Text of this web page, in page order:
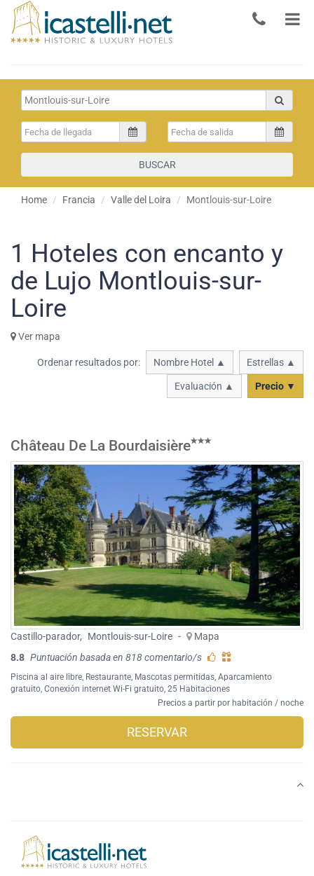
BUSCAR
Home Francia Valle del Loira Montlouis-sur-Loire
1 Hoteles con encanto y
de Lujo Montlouis-sur-
Loire
Ver mapa
Ordenar resultados por: Nombre Hotel ▲ Estrellas ▲
Evaluación ▲ Precio ▼
Château De La Bourdaisière
Castillo-parador, Montlouis-sur-Loire -
Mapa
8.8 Puntuación basada en 818 comentario/s
Piscina al aire libre Restaurante Mascotas permitidas Aparcamiento
gratuito Conexión internet Wi-Fi gratuito , 25 Habitaciones
Precios a partir por habitación / noche
RESERVAR